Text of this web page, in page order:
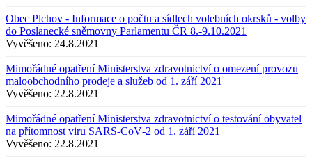
Obec Plchov - Informace o počtu a sídlech volebních okrsků - volby
do Poslanecké sněmovny Parlamentu ČR 8.-9.10.2021
Vyvěšeno: 24.8.2021
Mimořádné opatření Ministerstva zdravotnictví o omezení provozu
maloobchodního prodeje a služeb od 1. září 2021
Vyvěšeno: 22.8.2021
Mimořádné opatření Ministerstva zdravotnictví o testování obyvatel
na přítomnost viru SARS‑CoV‑2 od 1. září 2021
Vyvěšeno: 22.8.2021